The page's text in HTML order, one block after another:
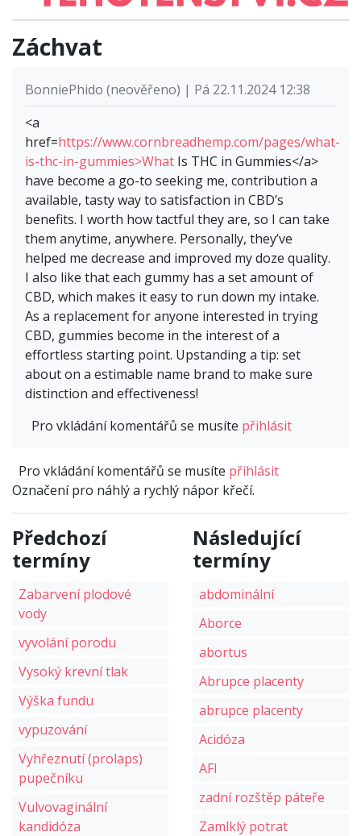
Záchvat
BonniePhido (neověřeno) | Pá 22.11.2024 12:38
<a
href=https://www.cornbreadhemp.com/pages/what-
is-thc-in-gummies>What Is THC in Gummies</a>
have become a go-to seeking me, contribution a
available, tasty way to satisfaction in CBD’s
benefits. I worth how tactful they are, so I can take
them anytime, anywhere. Personally, they’ve
helped me decrease and improved my doze quality.
I also like that each gummy has a set amount of
CBD, which makes it easy to run down my intake.
As a replacement for anyone interested in trying
CBD, gummies become in the interest of a
effortless starting point. Upstanding a tip: set
about on a estimable name brand to make sure
distinction and effectiveness!
Pro vkládání komentářů se musíte přihlásit
Pro vkládání komentářů se musíte přihlásit
Označení pro náhlý a rychlý nápor křečí.
Předchozí
termíny
Zabarvení plodové
vody
vyvolání porodu
Vysoký krevní tlak
Výška fundu
vypuzování
Vyhřeznutí (prolaps)
pupečníku
Vulvovaginální
kandidóza
Následující
termíny
abdominální
Aborce
abortus
Abrupce placenty
abrupce placenty
Acidóza
AFI
zadní rozštěp páteře
Zamlklý potrat